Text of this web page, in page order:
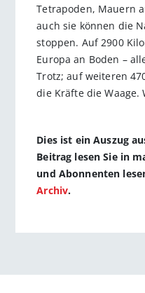
Tetrapoden, Mauern
auch sie können die
stoppen. Auf 2900
Europa an Boden –
Trotz; auf weiteren
die Kräfte die Waage.
Dies ist ein Auszug
Beitrag lesen Sie in
und Abonnenten
Archiv.